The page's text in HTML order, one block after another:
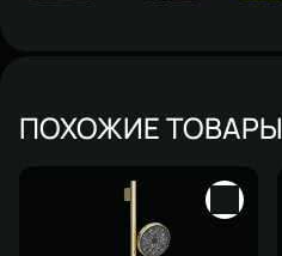
ПОХОЖИЕ ТОВАРЫ